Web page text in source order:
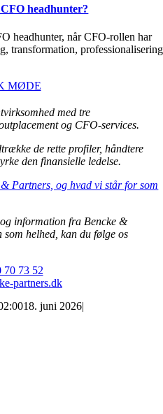
headhunter?
headhunter, når CFO-rollen har
transformation, professionalisering
MØDE
med tre
og CFO-services.
de rette profiler, håndtere
den finansielle ledelse.
Partners, og hvad vi står for som
information fra Bencke &
helhed, kan du følge os
70 73 52
partners.dk
18. juni 2026|